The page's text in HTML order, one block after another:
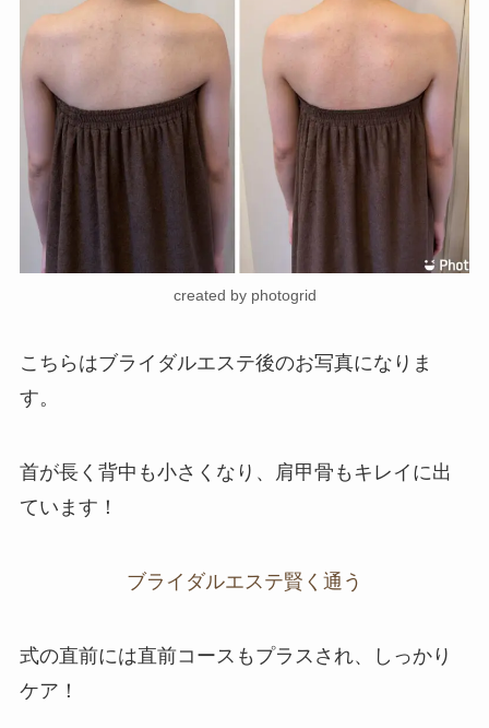
created by photogrid
こちらはブライダルエステ後のお写真になりま
す。
首が長く背中も小さくなり、肩甲骨もキレイに出
ています！
ブライダルエステ賢く通う
式の直前には直前コースもプラスされ、しっかり
ケア！